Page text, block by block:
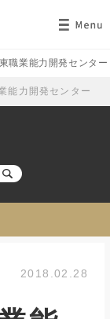
職業能力開発センター
能力開発センター
2018.02.28